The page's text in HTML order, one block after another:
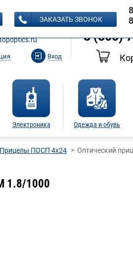
ЗВОНОК
Вход
8 (495)
8 (800)
Электроника Одежда и обувь
ЗАКАЗАТЬ ЗВОНОК
Прицелы ПОСП 4х24
Оптический
1.8/1000